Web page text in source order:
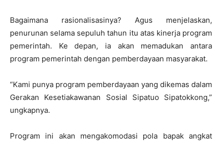
Bagaimana rasionalisasinya? Agus menjelaskan,
penurunan selama sepuluh tahun itu atas kinerja program
pemerintah. Ke depan, ia akan memadukan antara
program pemerintah dengan pemberdayaan masyarakat.
“Kami punya program pemberdayaan yang dikemas dalam
Gerakan Kesetiakawanan Sosial Sipatuo Sipatokkong,”
ungkapnya.
Program ini akan mengakomodasi pola bapak angkat